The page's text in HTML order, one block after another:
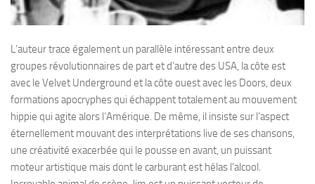
L’auteur trace également un parallèle intéressant entre deux
groupes révolutionnaires de part et d’autre des USA, la côte est
avec le Velvet Underground et la côte ouest avec les Doors, deux
formations apocryphes qui échappent totalement au mouvement
hippie qui agite alors l’Amérique. De même, il insiste sur l’aspect
éternellement mouvant des interprétations live de ses chansons,
une créativité exacerbée qui le pousse en avant, un puissant
moteur artistique mais dont le carburant est hélas l’alcool.